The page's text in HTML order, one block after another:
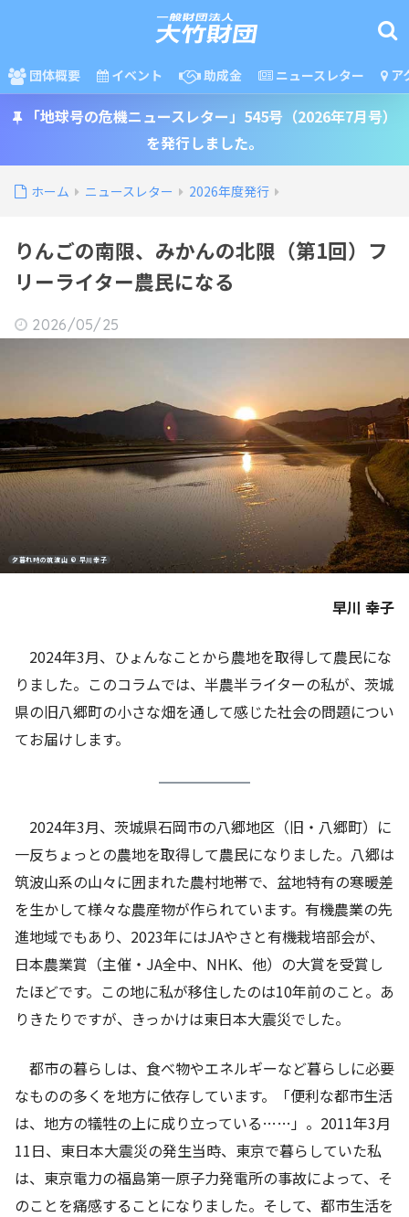
団体概要 イベント 助成金 ニュースレター ア
「地球号の危機ニュースレター」545号（2026年7月号）
を発行しました。
ホーム ニュースレター 2026年度発行
りんごの南限、みかんの北限（第1回）フ
リーライター農民になる
2026/05/25
夕暮れ時の筑波山 © 早川幸子
早川 幸子
2024年3月、ひょんなことから農地を取得して農民にな
りました。このコラムでは、半農半ライターの私が、茨城
県の旧八郷町の小さな畑を通して感じた社会の問題につい
てお届けします。
2024年3月、茨城県石岡市の八郷地区（旧・八郷町）に
一反ちょっとの農地を取得して農民になりました。八郷は
筑波山系の山々に囲まれた農村地帯で、盆地特有の寒暖差
を生かして様々な農産物が作られています。有機農業の先
進地域でもあり、 2023年にはJAやさと有機栽培部会が、
日本農業賞（主催・ JA全中、 NHK、他）の大賞を受賞し
たほどです。この地に私が移住したのは10年前のこと。あ
りきたりですが、きっかけは東日本大震災でした。
都市の暮らしは、食べ物やエネルギーなど暮らしに必要
なものの多くを地方に依存しています。「便利な都市生活
は、地方の犠牲の上に成り立っている……」。 2011年3月
11日、東日本大震災の発生当時、東京で暮らしていた私
は、東京電力の福島第一原子力発電所の事故によって、そ
のことを痛感することになりました。そして、都市生活を